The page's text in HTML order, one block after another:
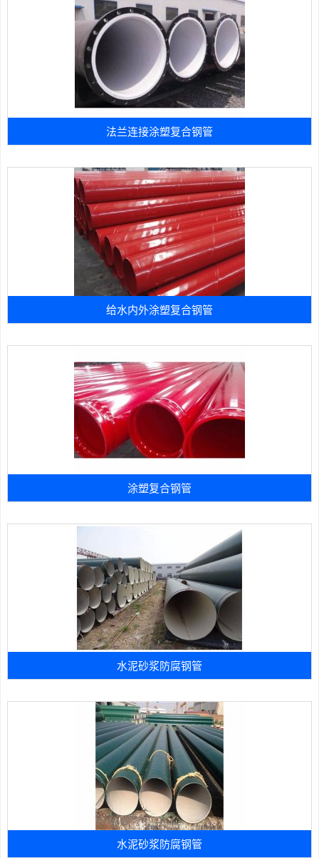
法兰连接涂塑复合钢管
给水内外涂塑复合钢管
涂塑复合钢管
水泥砂浆防腐钢管
水泥砂浆防腐钢管